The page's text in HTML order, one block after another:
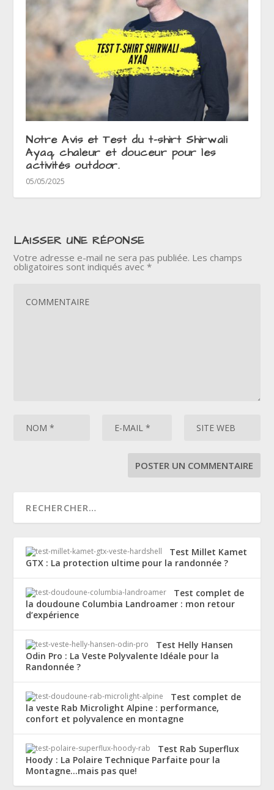
Notre Avis et Test du t-shirt Shirwali
Ayaq, chaleur et douceur pour les
activités outdoor.
05/05/2025
LAISSER UNE RÉPONSE
Votre adresse e-mail ne sera pas publiée. Les champs
obligatoires sont indiqués avec*
Test Millet Kamet
GTX : La protection ultime pour la randonnée ?
Test complet de
la doudoune Columbia Landroamer : mon retour
d’expérience
Test Helly Hansen
Odin Pro : La Veste Polyvalente Idéale pour la
Randonnée ?
Test complet de
la veste Rab Microlight Alpine : performance,
confort et polyvalence en montagne
Test Rab Superflux
Hoody : La Polaire Technique Parfaite pour la
Montagne…mais pas que!